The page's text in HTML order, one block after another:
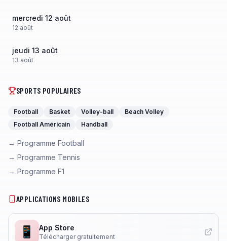
mercredi 12 août
12 août
jeudi 13 août
13 août
SPORTS POPULAIRES
Football Basket Volley-ball
Beach Volley
Football Américain
Handball
→ Programme Football
→ Programme Tennis
→ Programme F1
APPLICATIONS MOBILES
📱 App Store
Télécharger gratuitement